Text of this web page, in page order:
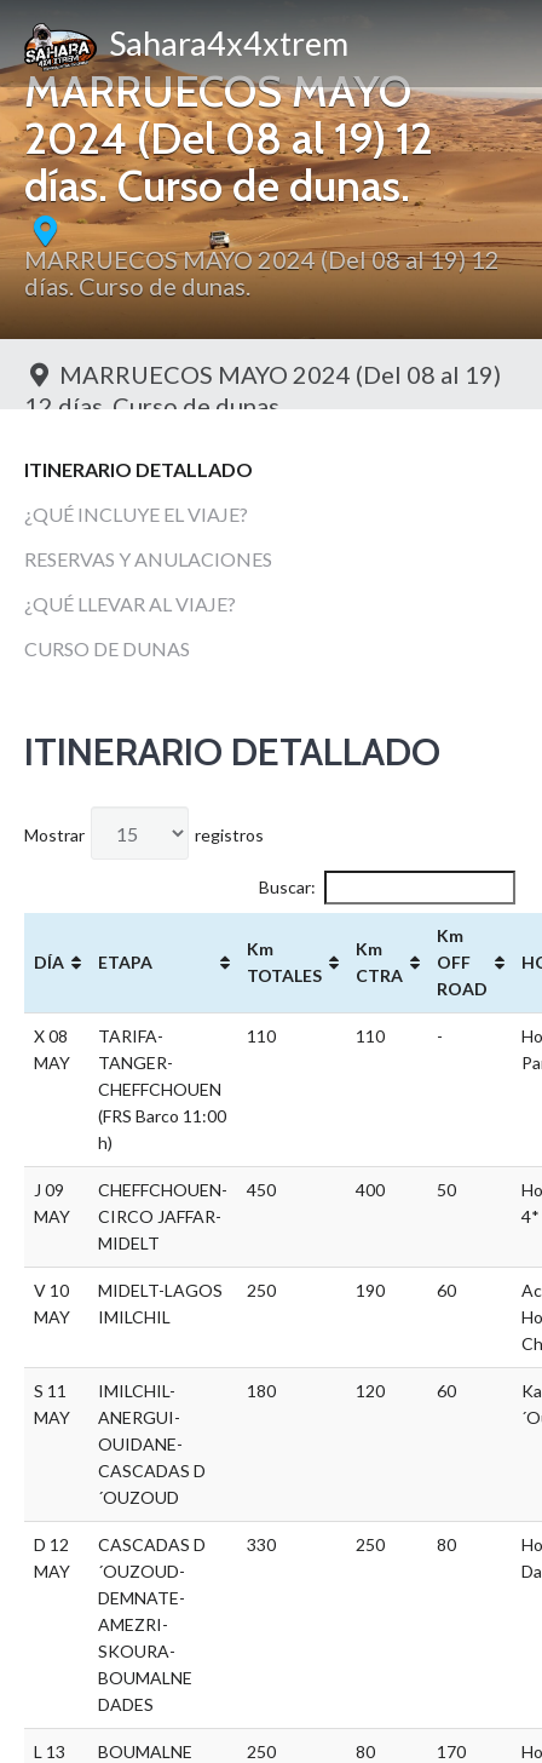
Sahara4x4xtrem
MARRUECOS MAYO
2024 (Del 08 al 19) 12
días. Curso de dunas.
MARRUECOS MAYO 2024 (Del 08 al 19) 12
días. Curso de dunas.
MARRUECOS MAYO 2024 (Del 08 al 19)
12 días. Curso de dunas.
ITINERARIO DETALLADO
¿QUÉ INCLUYE EL VIAJE?
RESERVAS Y ANULACIONES
¿QUÉ LLEVAR AL VIAJE?
CURSO DE DUNAS
ITINERARIO DETALLADO
Mostrar registros
Buscar:
DÍA ETAPA
Km
TOTALES
Km
CTRA
Km
OFF
ROAD
X 08
MAY
TARIFA-
TANGER-
CHEFFCHOUEN
(FRS Barco 11:00
h)
110 110 -
J 09
MAY
CHEFFCHOUEN-
CIRCO JAFFAR-
MIDELT
450 400 50
4*
V 10
MAY
MIDELT-LAGOS
IMILCHIL
250 190 60
S 11
MAY
IMILCHIL-
ANERGUI-
OUIDANE-
CASCADAS D
´OUZOUD
180 120 60
D 12
MAY
CASCADAS D
´OUZOUD-
DEMNATE-
AMEZRI-
SKOURA-
BOUMALNE
DADES
330 250 80
L 13
BOUMALNE
250 80 170